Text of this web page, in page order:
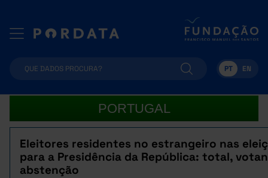
PT EN
PORTUGAL
Eleitores residentes no estrangeiro nas
para a Presidência da República: total,
abstenção